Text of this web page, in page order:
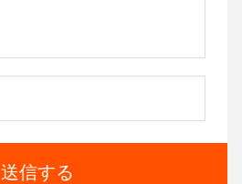
送信する